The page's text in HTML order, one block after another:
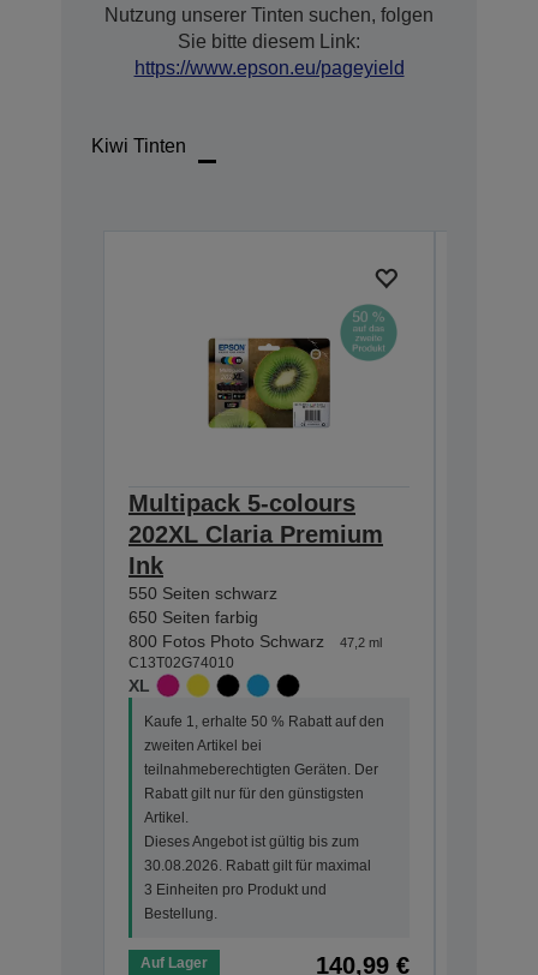
Nutzung unserer Tinten suchen, folgen
Sie bitte diesem Link:
https://www.epson.eu/pageyield
Kiwi Tinten
Multipack 5-colours
202XL Claria Premium
Ink
550 Seiten schwarz
650 Seiten farbig
800 Fotos Photo Schwarz
47,2 ml
C13T02G74010
XL
Kaufe 1, erhalte 50 % Rabatt auf den
zweiten Artikel bei
teilnahmeberechtigten Geräten. Der
Rabatt gilt nur für den günstigsten
Artikel.
Dieses Angebot ist gültig bis zum
30.08.2026. Rabatt gilt für maximal
3 Einheiten pro Produkt und
Bestellung.
Auf Lager 140,99 €